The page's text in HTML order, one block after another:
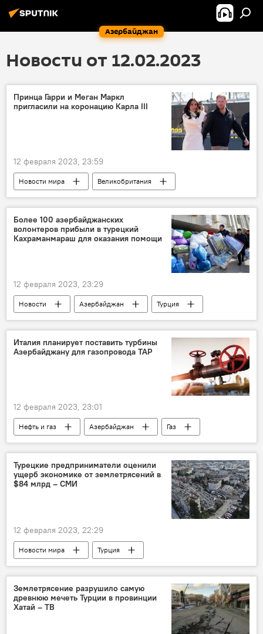
Азербайджан
Новости от 12.02.2023
Принца Гарри и Меган Маркл
пригласили на коронацию Карла III
12 февраля 2023, 23:59
Новости мира
Великобритания
король Карл III
принц Гарри
коронация
Меган Маркл
Более 100 азербайджанских
волонтеров прибыли в турецкий
Кахраманмараш для оказания помощи
12 февраля 2023, 23:29
Новости Азербайджан
Турция
землетрясение
Волонтеры
Гуманитарная помощь
Италия планирует поставить турбины
Азербайджану для газопровода TAP
12 февраля 2023, 23:01
Нефть и газ Азербайджан
Газ
Италия
Трансадриатический газопровод
ОАО "Азерэнержи"
Турецкие предприниматели оценили
ущерб экономике от землетрясений в
$84 млрд – СМИ
12 февраля 2023, 22:29
Новости мира
Турция
землетрясение
Экономика
Ущерб
Землетрясение разрушило самую
древнюю мечеть Турции в провинции
Хатай – ТВ